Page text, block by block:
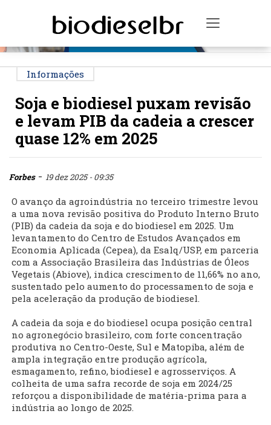
Toggle
Informações
Soja e biodiesel puxam revisão
e levam PIB da cadeia a crescer
quase 12% em 2025
Forbes- 19 dez 2025 - 09:35
O avanço da agroindústria no terceiro trimestre levou
a uma nova revisão positiva do Produto Interno Bruto
(PIB) da cadeia da soja e do biodiesel em 2025. Um
levantamento do Centro de Estudos Avançados em
Economia Aplicada (Cepea), da Esalq/USP, em parceria
com a Associação Brasileira das Indústrias de Óleos
Vegetais (Abiove), indica crescimento de 11,66% no ano,
sustentado pelo aumento do processamento de soja e
pela aceleração da produção de biodiesel.
A cadeia da soja e do biodiesel ocupa posição central
no agronegócio brasileiro, com forte concentração
produtiva no Centro-Oeste, Sul e Matopiba, além de
ampla integração entre produção agrícola,
esmagamento, refino, biodiesel e agrosserviços. A
colheita de uma safra recorde de soja em 2024/25
reforçou a disponibilidade de matéria-prima para a
indústria ao longo de 2025.